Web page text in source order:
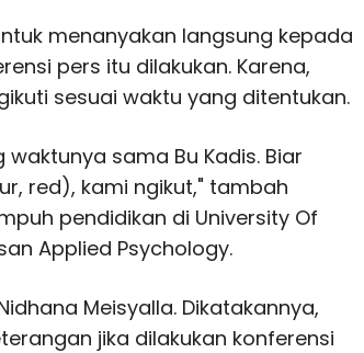
menanyakan langsung kepada
pers itu dilakukan. Karena,
sesuai waktu yang ditentukan.
sama Bu Kadis. Biar
red), kami ngikut," tambah
pendidikan di University Of
Applied Psychology.
Meisyalla. Dikatakannya,
jika dilakukan konferensi